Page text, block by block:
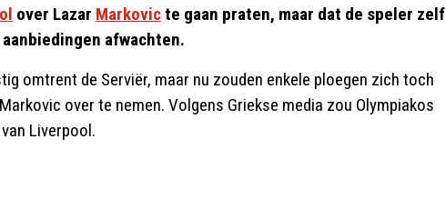
over Lazar Markovicte gaan praten, maar dat de speler zelf
afwachten.
omtrent de Serviër, maar nu zouden enkele ploegen zich toch
over te nemen. Volgens Griekse media zou Olympiakos
Liverpool.